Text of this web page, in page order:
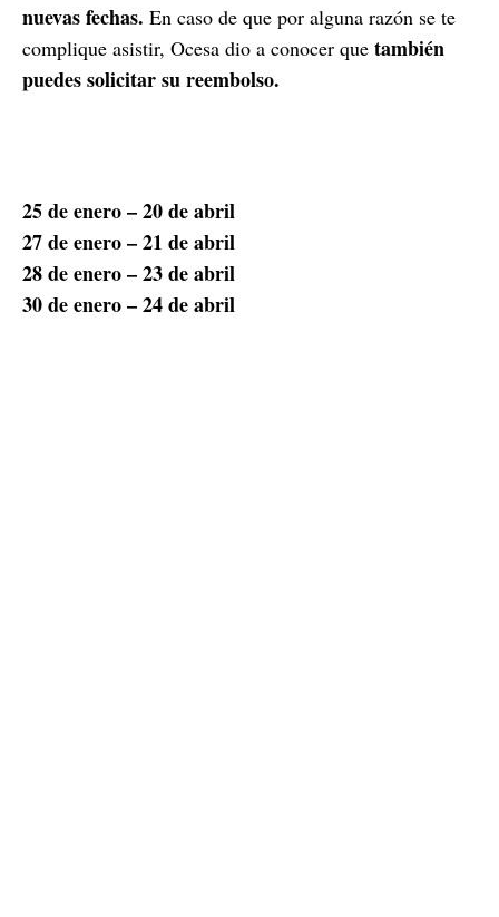
nuevas fechas. En caso de que por alguna razón se te
complique asistir, Ocesa dio a conocer que también
puedes solicitar su reembolso.
25 de enero – 20 de abril
27 de enero – 21 de abril
28 de enero – 23 de abril
30 de enero – 24 de abril